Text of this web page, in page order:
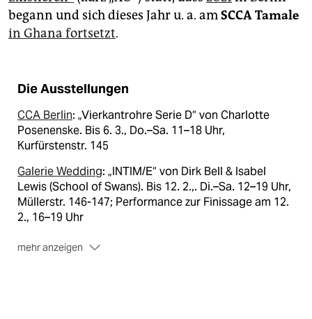
begann und sich dieses Jahr u. a. amSCCA Tamale
in Ghana fortsetzt.
Die Ausstellungen
CCA Berlin: „Vierkantrohre Serie D“ von Charlotte
Posenenske. Bis 6. 3., Do.–Sa. 11–18 Uhr,
Kurfürstenstr. 145
Galerie Wedding: „INTIM/E“ von Dirk Bell & Isabel
Lewis (School of Swans). Bis 12. 2.,. Di.–Sa. 12–19 Uhr,
Müllerstr. 146-147; Performance zur Finissage am 12.
2., 16–19 Uhr
mehr anzeigen